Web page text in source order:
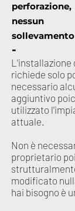
perforazione,
nessun
sollevamento
-
L'installazione
richiede solo
necessario
aggiuntivo
utilizzato
attuale.
Non è
proprietario
modificato
hai bisogno è